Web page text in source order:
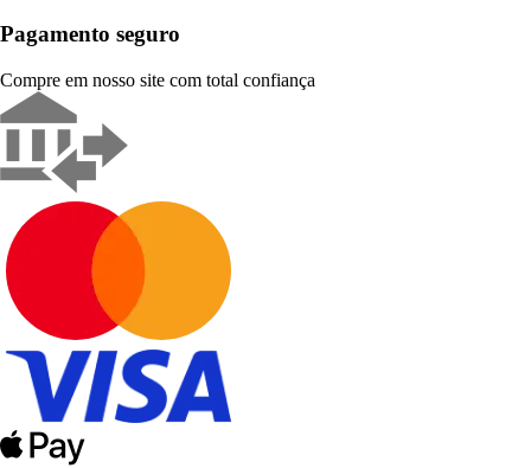
Pagamento seguro
Compre em nosso site com total confiança